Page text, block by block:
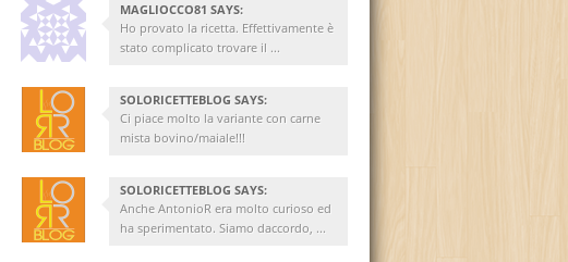
MAGLIOCCO81 SAYS:
Ho provato la ricetta. Effettivamente è
stato complicato trovare il ...
SOLORICETTEBLOG SAYS:
Ci piace molto la variante con carne
mista bovino/maiale!!!
SOLORICETTEBLOG SAYS:
Anche AntonioR era molto curioso ed
ha sperimentato. Siamo daccordo, ...